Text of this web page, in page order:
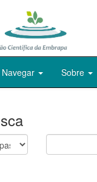
Navegar Sobre